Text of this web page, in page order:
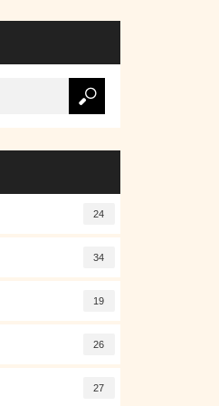
24
34
19
26
27